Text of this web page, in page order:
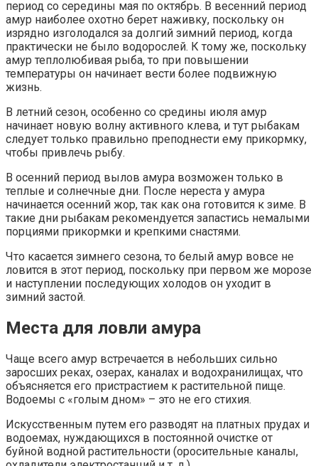
период со середины мая по октябрь. В весенний период
амур наиболее охотно берет наживку, поскольку он
изрядно изголодался за долгий зимний период, когда
практически не было водорослей. К тому же, поскольку
амур теплолюбивая рыба, то при повышении
температуры он начинает вести более подвижную
жизнь.
В летний сезон, особенно со средины июля амур
начинает новую волну активного клева, и тут рыбакам
следует только правильно преподнести ему прикормку,
чтобы привлечь рыбу.
В осенний период вылов амура возможен только в
теплые и солнечные дни. После нереста у амура
начинается осенний жор, так как она готовится к зиме. В
такие дни рыбакам рекомендуется запастись немалыми
порциями прикормки и крепкими снастями.
Что касается зимнего сезона, то белый амур вовсе не
ловится в этот период, поскольку при первом же морозе
и наступлении последующих холодов он уходит в
зимний застой.
Места для ловли амура
Чаще всего амур встречается в небольших сильно
заросших реках, озерах, каналах и водохранилищах, что
объясняется его пристрастием к растительной пище.
Водоемы с «голым дном» – это не его стихия.
Искусственным путем его разводят на платных прудах и
водоемах, нуждающихся в постоянной очистке от
буйной водной растительности (оросительные каналы,